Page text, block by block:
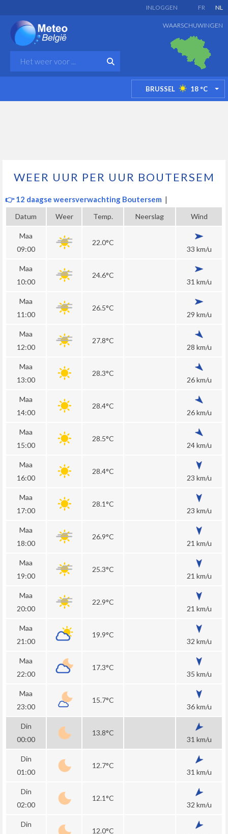
FR NL
INLOGGEN
WAARSCHUWINGEN
BRUSSEL 18 °C
WEER UUR PER UUR BOUTERSEM
👉 12 daagse weersverwachting Boutersem |
Datum Weer Temp. Neerslag Wind
Maa
09:00
22.0°C
33 km/u
Maa
10:00
24.6°C
31 km/u
Maa
11:00
26.5°C
29 km/u
Maa
12:00
27.8°C
28 km/u
Maa
13:00
28.3°C
26 km/u
Maa
14:00
28.4°C
26 km/u
Maa
15:00
28.5°C
24 km/u
Maa
16:00
28.4°C
23 km/u
Maa
17:00
28.1°C
23 km/u
Maa
18:00
26.9°C
21 km/u
Maa
19:00
25.3°C
21 km/u
Maa
20:00
22.9°C
21 km/u
Maa
21:00
19.9°C
32 km/u
Maa
22:00
17.3°C
35 km/u
Maa
23:00
15.7°C
36 km/u
Din
00:00
13.8°C
31 km/u
Din
01:00
12.7°C
31 km/u
Din
02:00
12.1°C
32 km/u
Din
12.0°C